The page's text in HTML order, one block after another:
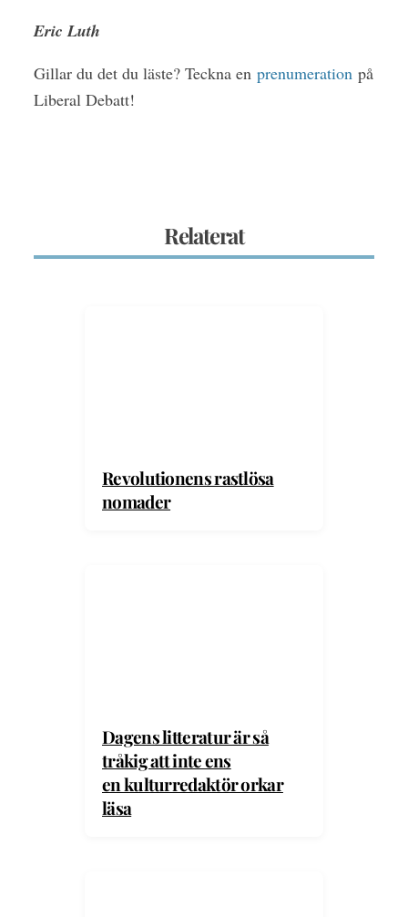
Eric Luth
Gillar du det du läste? Teckna en prenumerationpå
Liberal Debatt!
Relaterat
Revolutionens rastlösa
nomader
Dagens litteratur är så
tråkig att inte ens
en kulturredaktör orkar
läsa